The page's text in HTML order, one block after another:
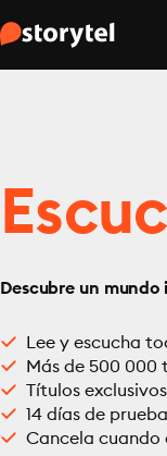
Descubre un
Lee y escucha
Más de 500 000
Títulos
14 días de
Cancela cuando